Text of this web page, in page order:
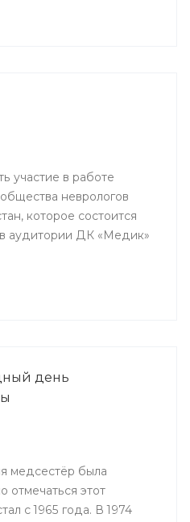
Лондона.
участие в работе
неврологов
которое состоится
в аудитории ДК «Медик»
день
медсестёр была
отмечаться этот
с 1965 года. В 1974